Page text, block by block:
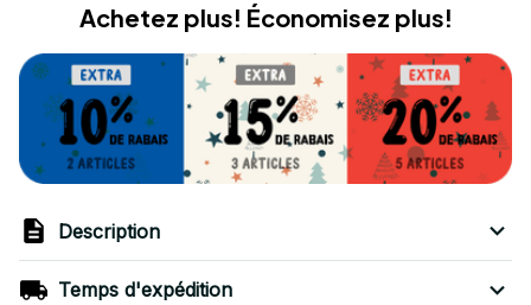
Achetez plus! Économisez plus!
Description
Temps d'expédition